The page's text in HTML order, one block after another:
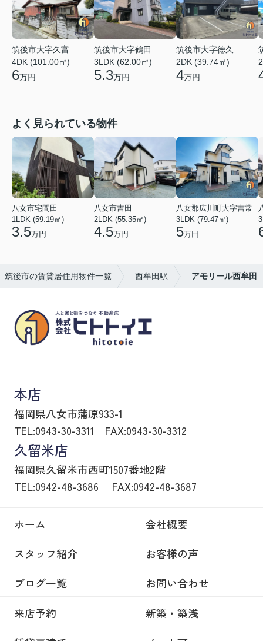
筑後市大字久富
4DK (101.00㎡)
6万円
筑後市大字鶴田
3LDK (62.00㎡)
5.3万円
筑後市大字徳久
2DK (39.74㎡)
4万円
よく見られている物件
八女市宅間田
1LDK (59.19㎡)
3.5万円
八女市吉田
2LDK (55.35㎡)
4.5万円
八女郡広川町大字吉常
3LDK (79.47㎡)
5万円
筑後市の賃貸居住用物件一覧 西牟田駅 アモリール西牟田
本店
福岡県八女市蒲原933-1
TEL:0943-30-3311
FAX:0943-30-3312
久留米店
福岡県久留米市西町1507番地2階
TEL:0942-48-3686
FAX:0942-48-3687
ホーム
会社概要
スタッフ紹介
お客様の声
ブログ一覧
お問い合わせ
来店予約
新築・築浅